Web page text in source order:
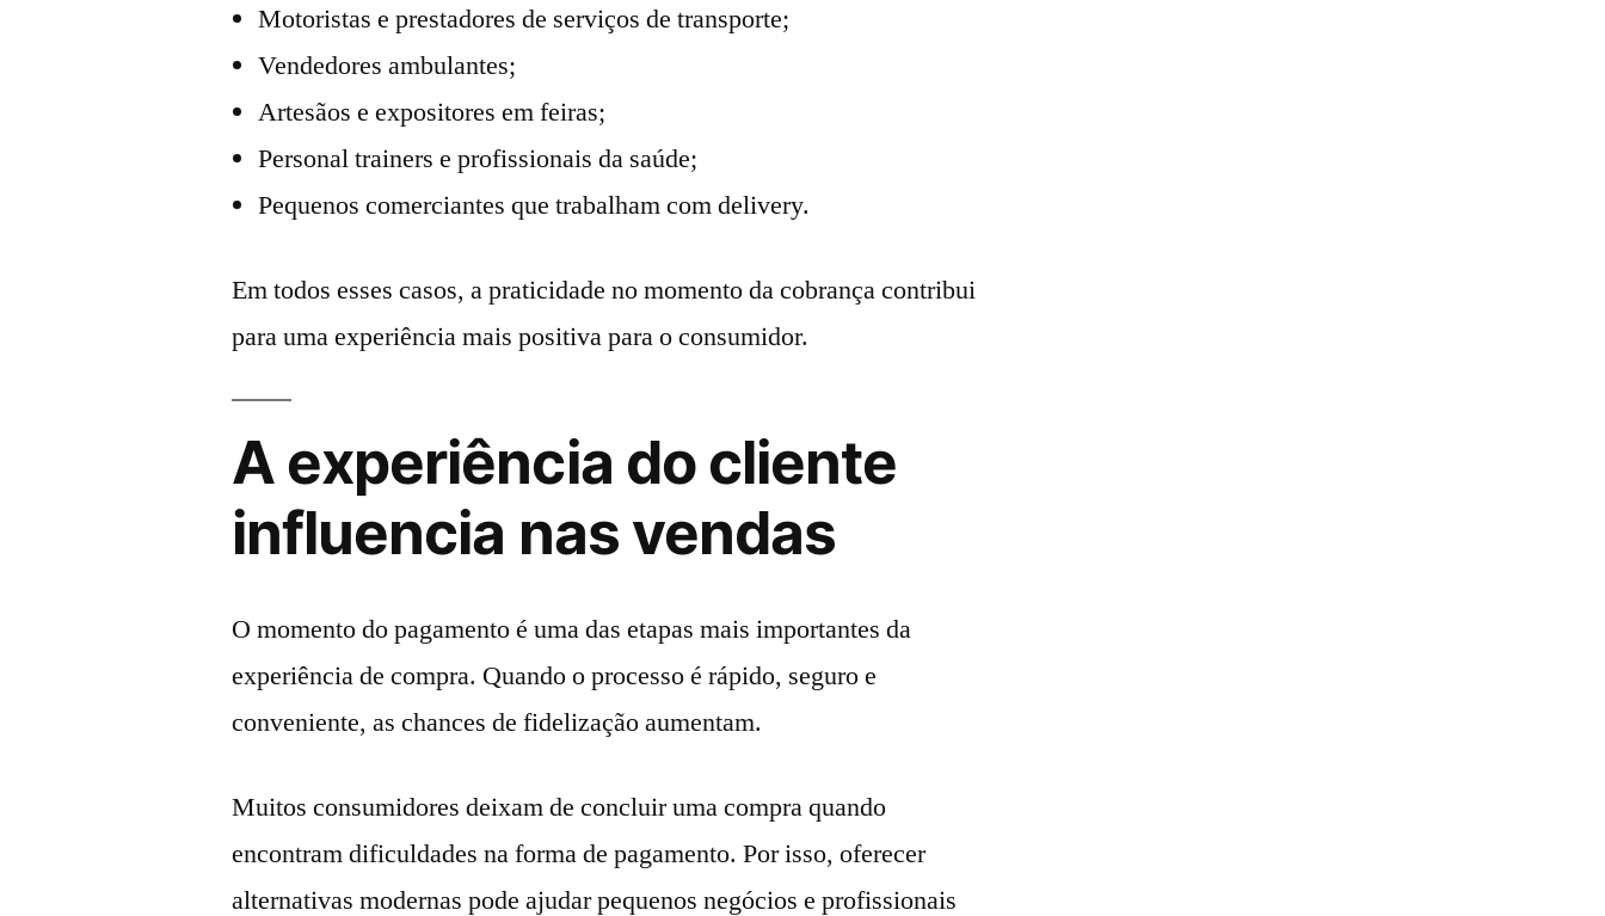
Motoristas e prestadores de serviços de transporte;
Vendedores ambulantes;
Artesãos e expositores em feiras;
Personal trainers e profissionais da saúde;
Pequenos comerciantes que trabalham com delivery.
Em todos esses casos, a praticidade no momento da cobrança contribui
para uma experiência mais positiva para o consumidor.
A experiência do cliente
influencia nas vendas
O momento do pagamento é uma das etapas mais importantes da
experiência de compra. Quando o processo é rápido, seguro e
conveniente, as chances de fidelização aumentam.
Muitos consumidores deixam de concluir uma compra quando
encontram dificuldades na forma de pagamento. Por isso, oferecer
alternativas modernas pode ajudar pequenos negócios e profissionais